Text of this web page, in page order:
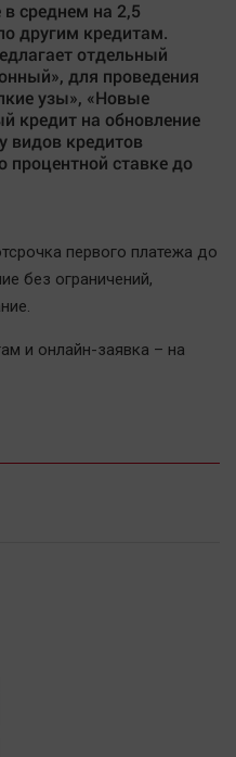
среднем на 2,5
другим кредитам.
отдельный
для проведения
узы», «Новые
кредит на обновление
видов кредитов
процентной ставке до
первого платежа до
без ограничений,
и онлайн-заявка – на